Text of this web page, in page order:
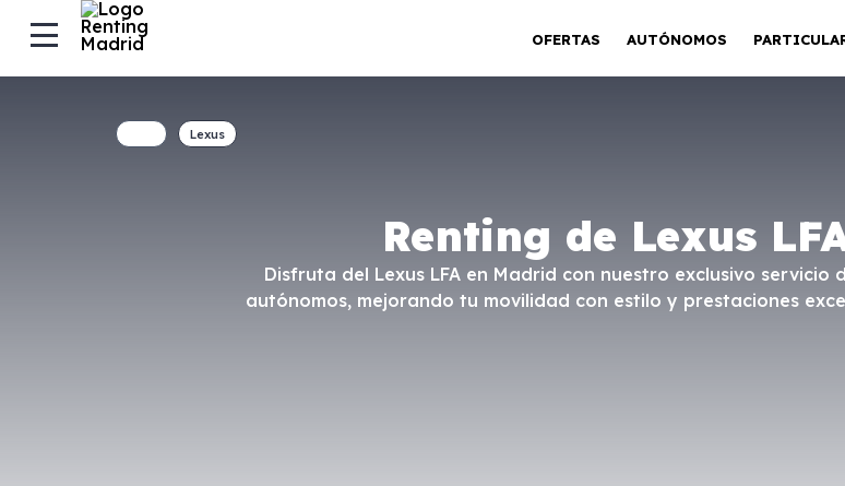
OFERTAS AUTÓNOMOS
Renting de Lexus
Disfruta del Lexus LFA en Madrid con nuestro exclusivo
autónomos, mejorando tu movilidad con estilo y prestaciones
Lexus